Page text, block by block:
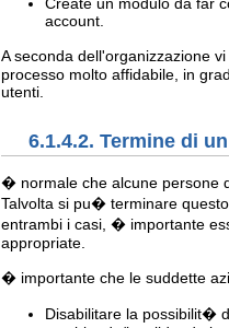
Create un modulo da far
account.
A seconda dell'organizzazione
processo molto affidabile, in
utenti.
6.1.4.2. Termine di
� normale che alcune persone
Talvolta si pu� terminare
entrambi i casi, � importante
appropriate.
� importante che le suddette
Disabilitare la possibilit�